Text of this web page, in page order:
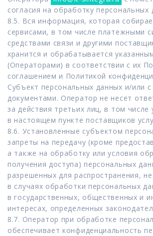
согласия на обработку персональных
8.5. Вся информация, которая
сервисами, в том числе платежными
средствами связи и другими
хранится и обрабатывается
(Операторами) в соответствии с их
соглашением и Политикой
Субъект персональных данных и/или
документами. Оператор не несет
за действия третьих лиц, в том числе
в настоящем пункте поставщиков
8.6. Установленные субъектом
запреты на передачу (кроме
а также на обработку или условия
получения доступа) персональных
разрешенных для распространения,
в случаях обработки персональных
в государственных, общественных и
интересах, определенных
8.7. Оператор при обработке
обеспечивает конфиденциальность